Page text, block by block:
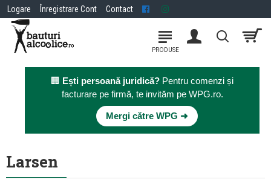
Logare Înregistrare Cont Contact
🏢 Ești persoană juridică? Pentru comenzi și
facturare pe firmă, te invităm pe WPG.ro.
Mergi către WPG ➜
Larsen